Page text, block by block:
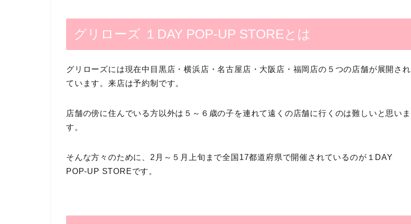
グリローズ １DAY POP-UP STOREとは
グリローズには現在中目黒店・横浜店・名古屋店・大阪店・福岡店の５つの店舗が展開され
ています。来店は予約制です。
店舗の傍に住んでいる方以外は５～６歳の子を連れて遠くの店舗に行くのは難しいと思いま
す。
そんな方々のために、2月～５月上旬まで全国17都道府県で開催されているのが１DAY
POP-UP STOREです。